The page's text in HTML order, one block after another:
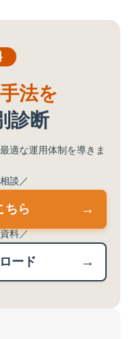
法を
診断
適な運用体制を導きま
談／
ちら
料／
ード